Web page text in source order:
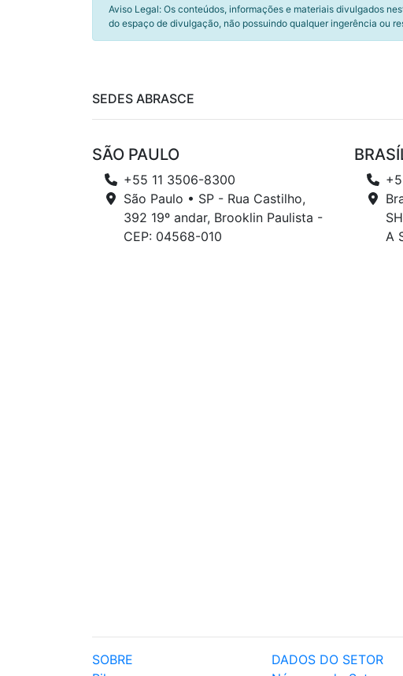
Aviso Legal: Os conteúdos, informações e materiais divulgados
do espaço de divulgação, não possuindo qualquer ingerência ou
SEDES ABRASCE
SÃO PAULO
+55 11 3506-8300
São Paulo • SP - Rua Castilho,
392 19º andar, Brooklin Paulista -
CEP: 04568-010
A
SOBRE
DADOS DO SETOR